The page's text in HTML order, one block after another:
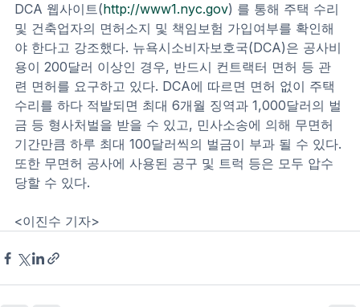
DCA 웹사이트(http://www1.nyc.gov) 를 통해 주택 수리
및 건축업자의 면허소지 및 책임보험 가입여부를 확인해
야 한다고 강조했다. 뉴욕시소비자보호국(DCA)은 공사비
용이 200달러 이상인 경우, 반드시 컨트랙터 면허 등 관
련 면허를 요구하고 있다. DCA에 따르면 면허 없이 주택
수리를 하다 적발되면 최대 6개월 징역과 1,000달러의 벌
금 등 형사처벌을 받을 수 있고, 민사소송에 의해 무면허
기간만큼 하루 최대 100달러씩의 벌금이 부과 될 수 있다.
또한 무면허 공사에 사용된 공구 및 트럭 등은 모두 압수
당할 수 있다.
<이진수 기자>